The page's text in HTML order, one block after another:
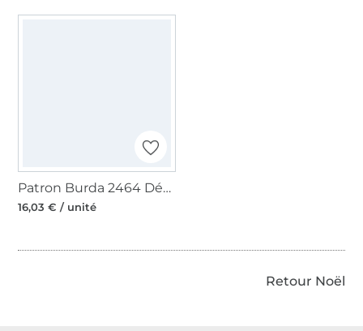
Patron Burda 2464 Déguisement Mère Noël, Diablesse, Infirmière, en français
16,03 € / unité
Retour Noël
Plus de 1.8 millions de mètres de tissu en stock